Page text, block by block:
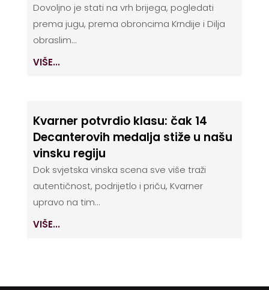
Dovoljno je stati na vrh brijega, pogledati
prema jugu, prema obroncima Krndije i Dilja
obraslim...
VIŠE...
Kvarner potvrdio klasu: čak 14
Decanterovih medalja stiže u našu
vinsku regiju
Dok svjetska vinska scena sve više traži
autentičnost, podrijetlo i priču, Kvarner
upravo na tim...
VIŠE...